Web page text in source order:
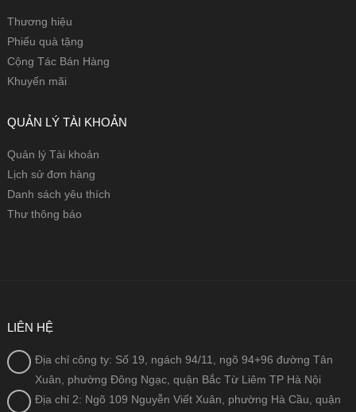
Thương hiệu
Phiếu quà tặng
Cộng Tác Bán Hàng
Khuyến mãi
QUẢN LÝ TÀI KHOẢN
Quản lý Tài khoản
Lịch sử đơn hàng
Danh sách yêu thích
Thư thông báo
LIÊN HỆ
Địa chỉ công ty: Số 19, ngách 94/11, ngõ 94+96 đường Tân
Xuân, phường Đông Ngạc, quận Bắc Từ Liêm TP Hà Nội
Địa chỉ 2: Ngõ 109 Nguyễn Viết Xuân, phường Hà Cầu, quận